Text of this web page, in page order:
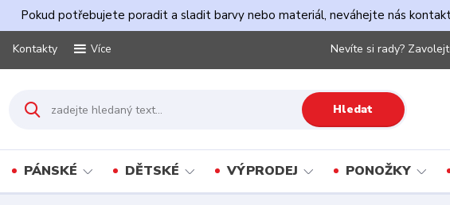
Pokud potřebujete poradit a sladit barvy nebo materiál, neváhejte nás
Kontakty Více
Hledat
Nevíte si rady?
PÁNSKÉ DĚTSKÉ VÝPRODEJ PONOŽKY